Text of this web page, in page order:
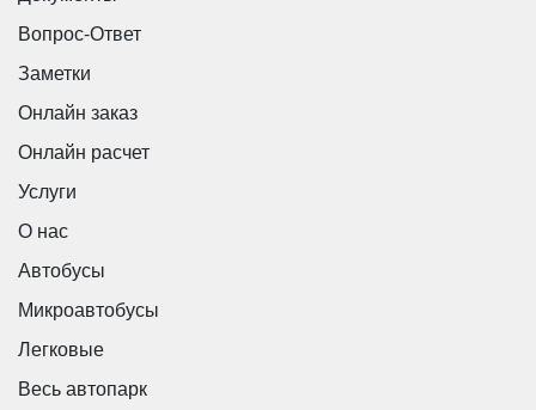
Вопрос-Ответ
Заметки
Онлайн заказ
Онлайн расчет
Услуги
О нас
Автобусы
Микроавтобусы
Легковые
Весь автопарк